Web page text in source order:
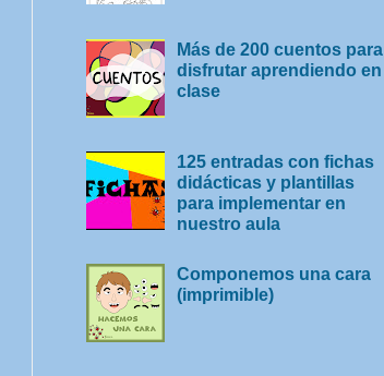
Más de 200 cuentos para
disfrutar aprendiendo en
clase
125 entradas con fichas
didácticas y plantillas
para implementar en
nuestro aula
Componemos una cara
(imprimible)